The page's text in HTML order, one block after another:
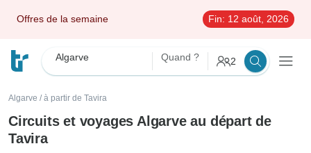
Offres de la semaine Fin: 12 août, 2026
Algarve Quand ? 2
Algarve / à partir de Tavira
Circuits et voyages Algarve au départ de
Tavira